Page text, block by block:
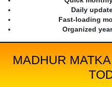
Daily
Fast-loading
Organized
MADHUR